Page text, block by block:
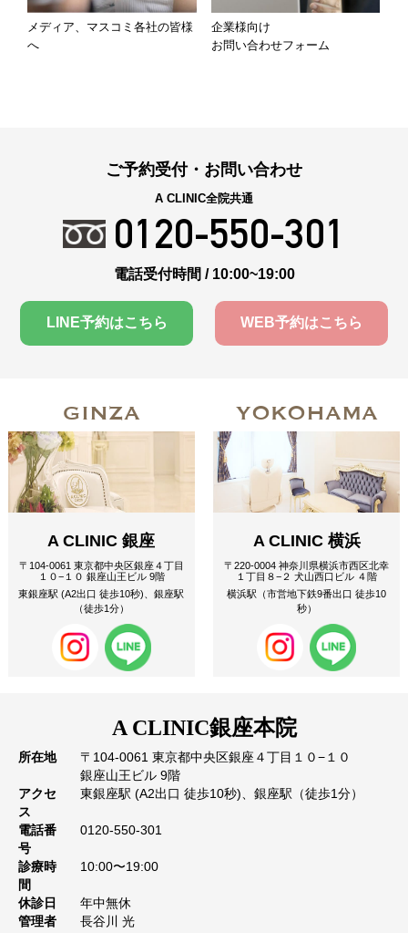
メディア、マスコミ各社の皆様
へ
企業様向け
お問い合わせフォーム
ご予約受付・お問い合わせ
A CLINIC全院共通
0120-550-301
電話受付時間 / 10:00~19:00
LINE予約はこちら WEB予約はこちら
GINZA
A CLINIC 銀座
〒104-0061 東京都中央区銀座４丁目
１０−１０ 銀座山王ビル 9階
東銀座駅 (A2出口 徒歩10秒)、銀座駅
（徒歩1分）
YOKOHAMA
A CLINIC 横浜
〒220-0004 神奈川県横浜市西区北幸
１丁目８−２ 犬山西口ビル ４階
横浜駅（市営地下鉄9番出口 徒歩10
秒）
A CLINIC銀座本院
所在地
〒104-0061 東京都中央区銀座４丁目１０−１０
銀座山王ビル 9階
アクセ
ス
東銀座駅 (A2出口 徒歩10秒)、銀座駅（徒歩1分）
電話番
号
0120-550-301
診療時
間
10:00〜19:00
休診日
年中無休
管理者
長谷川 光